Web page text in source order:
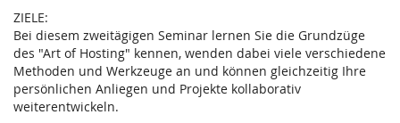
ZIELE:
Bei diesem zweitägigen Seminar lernen Sie die Grundzüge
des "Art of Hosting" kennen, wenden dabei viele verschiedene
Methoden und Werkzeuge an und können gleichzeitig Ihre
persönlichen Anliegen und Projekte kollaborativ
weiterentwickeln.